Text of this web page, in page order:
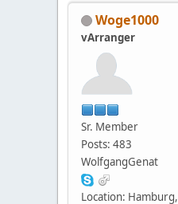
Woge1000
vArranger
Sr. Member
Posts: 483
WolfgangGenat
Location: Hamburg,